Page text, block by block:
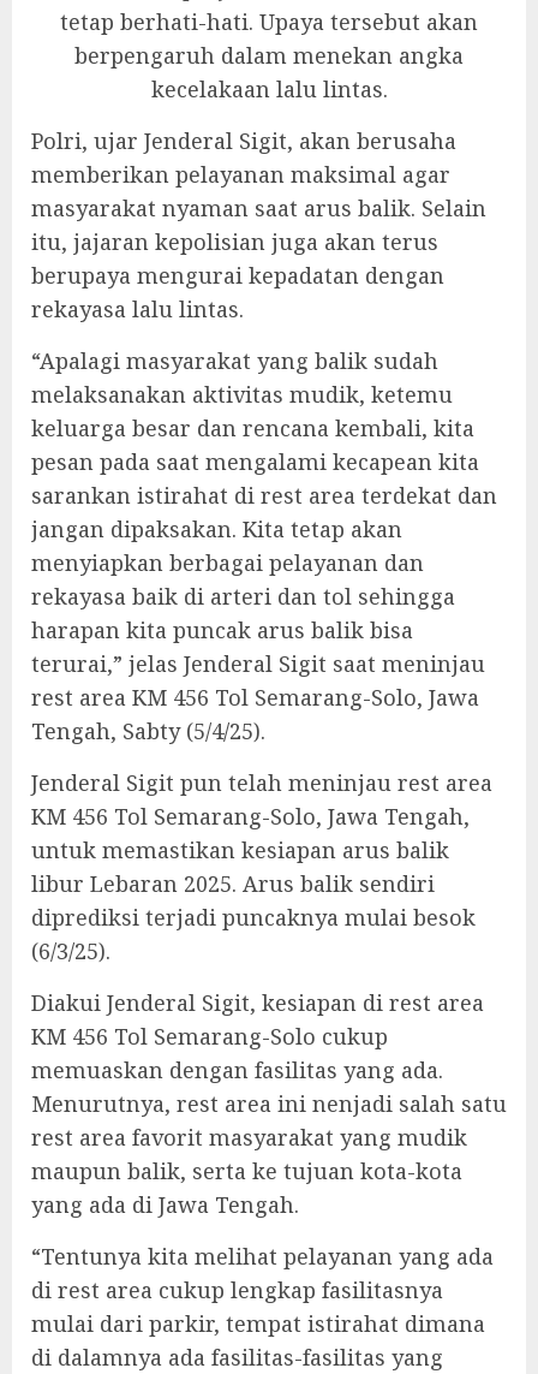
tetap berhati-hati. Upaya tersebut akan
berpengaruh dalam menekan angka
kecelakaan lalu lintas.
Polri, ujar Jenderal Sigit, akan berusaha
memberikan pelayanan maksimal agar
masyarakat nyaman saat arus balik. Selain
itu, jajaran kepolisian juga akan terus
berupaya mengurai kepadatan dengan
rekayasa lalu lintas.
“Apalagi masyarakat yang balik sudah
melaksanakan aktivitas mudik, ketemu
keluarga besar dan rencana kembali, kita
pesan pada saat mengalami kecapean kita
sarankan istirahat di rest area terdekat dan
jangan dipaksakan. Kita tetap akan
menyiapkan berbagai pelayanan dan
rekayasa baik di arteri dan tol sehingga
harapan kita puncak arus balik bisa
terurai,” jelas Jenderal Sigit saat meninjau
rest area KM 456 Tol Semarang-Solo, Jawa
Tengah, Sabty (5/4/25).
Jenderal Sigit pun telah meninjau rest area
KM 456 Tol Semarang-Solo, Jawa Tengah,
untuk memastikan kesiapan arus balik
libur Lebaran 2025. Arus balik sendiri
diprediksi terjadi puncaknya mulai besok
(6/3/25).
Diakui Jenderal Sigit, kesiapan di rest area
KM 456 Tol Semarang-Solo cukup
memuaskan dengan fasilitas yang ada.
Menurutnya, rest area ini nenjadi salah satu
rest area favorit masyarakat yang mudik
maupun balik, serta ke tujuan kota-kota
yang ada di Jawa Tengah.
“Tentunya kita melihat pelayanan yang ada
di rest area cukup lengkap fasilitasnya
mulai dari parkir, tempat istirahat dimana
di dalamnya ada fasilitas-fasilitas yang